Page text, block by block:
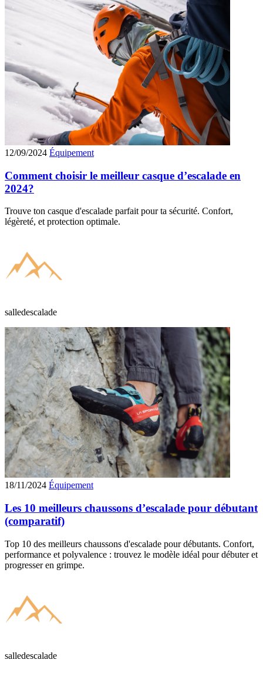
12/09/2024 Équipement
Comment choisir le meilleur casque d’escalade en
2024?
Trouve ton casque d'escalade parfait pour ta sécurité. Confort,
légèreté, et protection optimale.
salledescalade
18/11/2024 Équipement
Les 10 meilleurs chaussons d’escalade pour débutant
(comparatif)
Top 10 des meilleurs chaussons d'escalade pour débutants. Confort,
performance et polyvalence : trouvez le modèle idéal pour débuter et
progresser en grimpe.
salledescalade